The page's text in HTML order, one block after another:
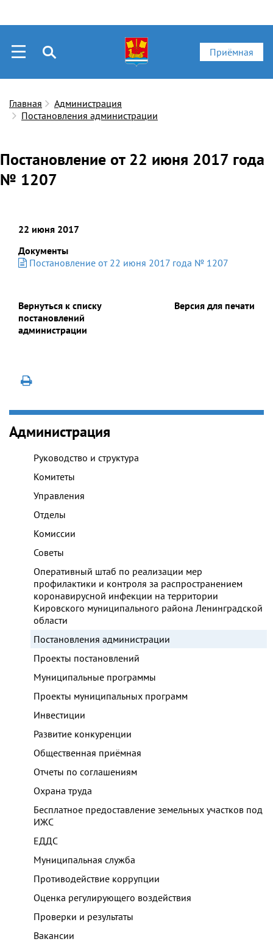
Приёмная
Главная
Администрация
Постановления администрации
Постановление от 22 июня 2017 года
№ 1207
22 июня 2017
Документы
Постановление от 22 июня 2017 года № 1207
Вернуться к списку
постановлений
администрации
Версия для печати
Администрация
Руководство и структура
Комитеты
Управления
Отделы
Комиссии
Советы
Оперативный штаб по реализации мер
профилактики и контроля за распространением
коронавирусной инфекции на территории
Кировского муниципального района Ленинградской
области
Постановления администрации
Проекты постановлений
Муниципальные программы
Проекты муниципальных программ
Инвестиции
Развитие конкуренции
Общественная приёмная
Отчеты по соглашениям
Охрана труда
Бесплатное предоставление земельных участков под
ИЖС
ЕДДС
Муниципальная служба
Противодействие коррупции
Оценка регулирующего воздействия
Проверки и результаты
Вакансии